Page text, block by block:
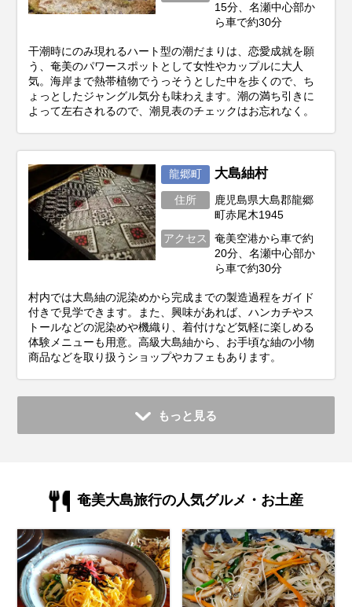
15分、名瀬中心部か
ら車で約30分
干潮時にのみ現れるハート型の潮だまりは、恋愛成就を願
う、奄美のパワースポットとして女性やカップルに大人
気。海岸まで熱帯植物でうっそうとした中を歩くので、ち
ょっとしたジャングル気分も味わえます。潮の満ち引きに
よって左右されるので、潮見表のチェックはお忘れなく。
龍郷町 大島紬村
住所
鹿児島県大島郡龍郷
町赤尾木1945
アクセス
奄美空港から車で約
20分、名瀬中心部か
ら車で約30分
村内では大島紬の泥染めから完成までの製造過程をガイド
付きで見学できます。また、興味があれば、ハンカチやス
トールなどの泥染めや機織り、着付けなど気軽に楽しめる
体験メニューも用意。高級大島紬から、お手頃な紬の小物
商品などを取り扱うショップやカフェもあります。
もっと見る
奄美大島旅行の人気グルメ・お土産